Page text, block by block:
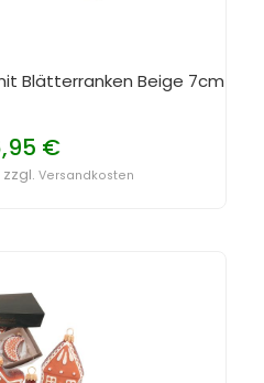
Blätterranken Beige 7cm
€
zzgl. Versandkosten